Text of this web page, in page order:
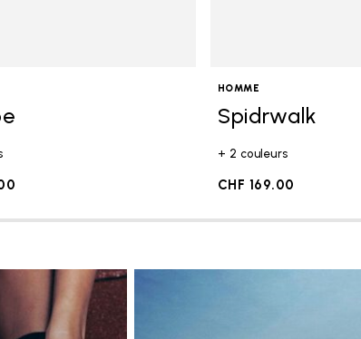
HOMME
Spidrwalk
+ 2 couleurs
CHF 169.00